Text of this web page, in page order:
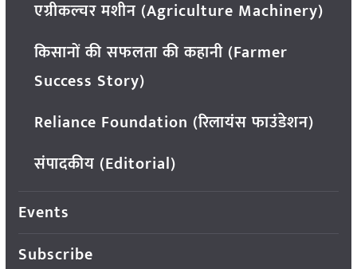
एग्रीकल्चर मशीन (Agriculture Machinery)
किसानों की सफलता की कहानी (Farmer
Success Story)
Reliance Foundation (रिलायंस फाउंडेशन)
संपादकीय (Editorial)
Events
Subscribe